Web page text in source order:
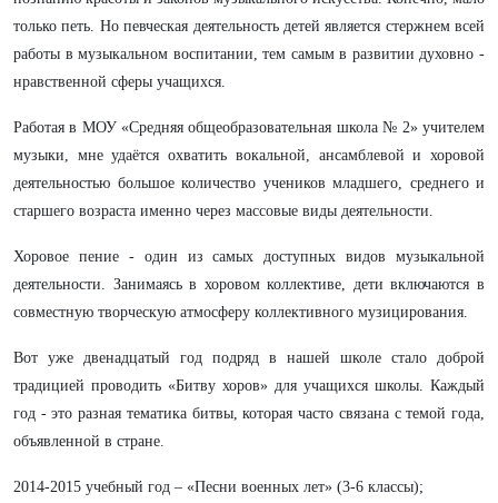
только петь. Но певческая деятельность детей является стержнем всей
работы в музыкальном воспитании, тем самым в развитии духовно -
нравственной сферы учащихся.
Работая в МОУ «Средняя общеобразовательная школа № 2» учителем
музыки, мне удаётся охватить вокальной, ансамблевой и хоровой
деятельностью большое количество учеников младшего, среднего и
старшего возраста именно через массовые виды деятельности.
Хоровое пение - один из самых доступных видов музыкальной
деятельности. Занимаясь в хоровом коллективе, дети включаются в
совместную творческую атмосферу коллективного музицирования.
Вот уже двенадцатый год подряд в нашей школе стало доброй
традицией проводить «Битву хоров» для учащихся школы. Каждый
год - это разная тематика битвы, которая часто связана с темой года,
объявленной в стране.
2014-2015 учебный год – «Песни военных лет» (3-6 классы);